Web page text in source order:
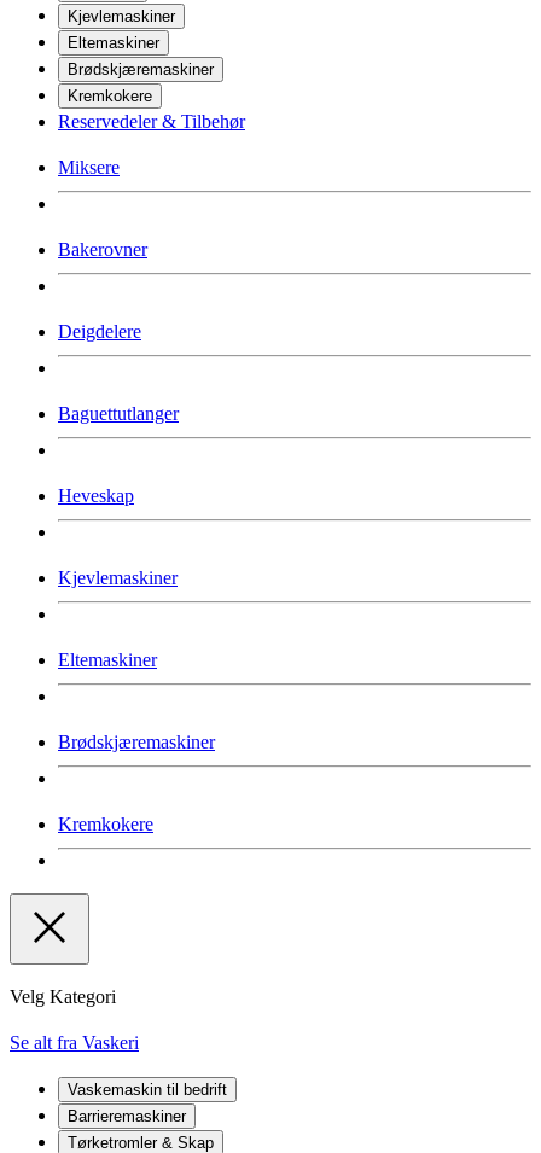
Kjevlemaskiner
Eltemaskiner
Brødskjæremaskiner
Kremkokere
Reservedeler & Tilbehør
Miksere
Bakerovner
Deigdelere
Baguettutlanger
Heveskap
Kjevlemaskiner
Eltemaskiner
Brødskjæremaskiner
Kremkokere
Velg Kategori
Se alt fra Vaskeri
Vaskemaskin til bedrift
Barrieremaskiner
Tørketromler & Skap